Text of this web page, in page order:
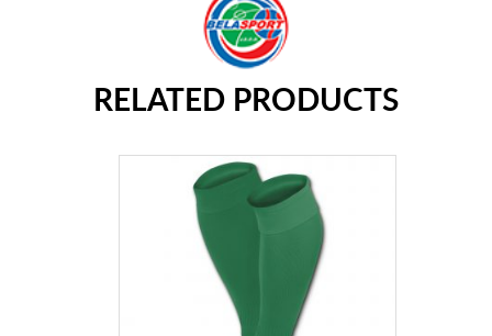
RELATED PRODUCTS